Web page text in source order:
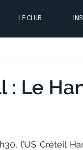
LE CLUB
: Le
l’US Créteil